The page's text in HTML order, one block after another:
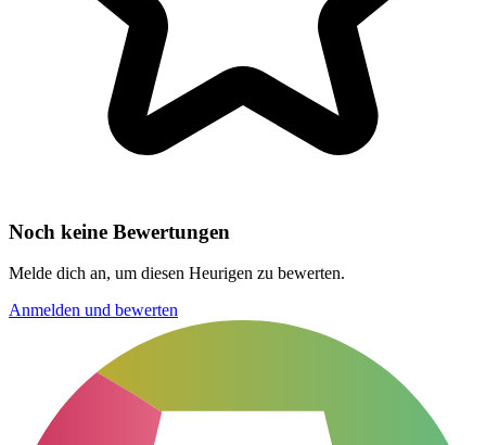
Noch keine Bewertungen
Melde dich an, um diesen Heurigen zu bewerten.
Anmelden und bewerten